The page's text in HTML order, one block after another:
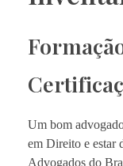
Um bom
em Direito e estar
Advogados do